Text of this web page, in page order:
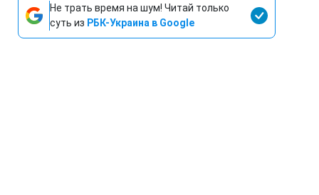
Не трать время на шум! Читай только
суть из РБК-Украина в Google